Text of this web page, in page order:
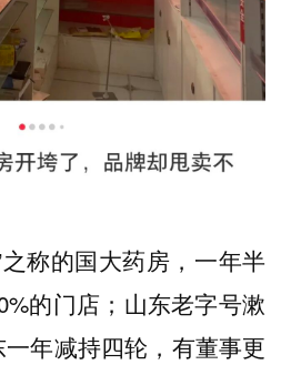
称的国大药房，一年半
的门店；山东老字号漱
年减持四轮，有董事更